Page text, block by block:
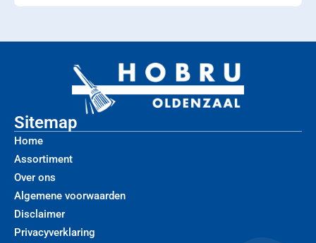
Sitemap
Home
Assortiment
Over ons
Algemene voorwaarden
Disclaimer
Privacyverklaring